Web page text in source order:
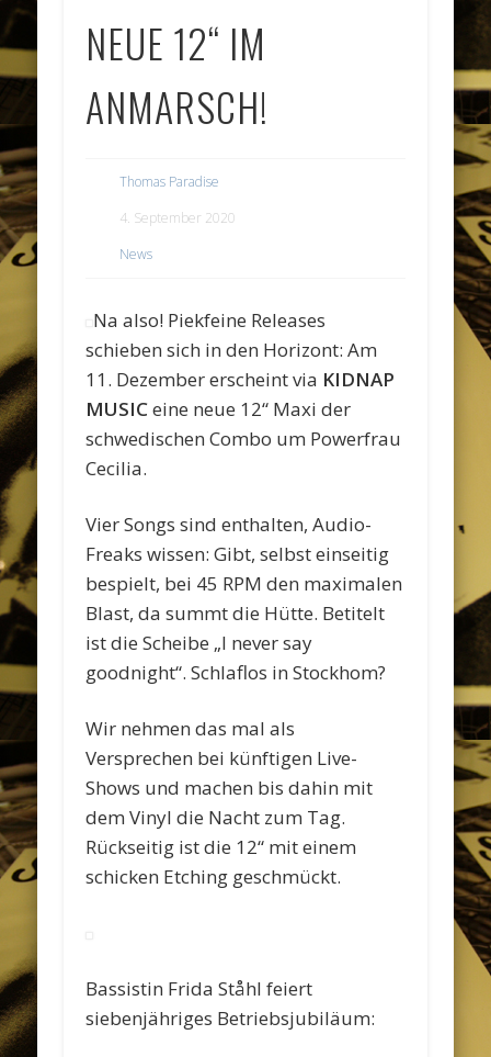
NEUE 12“ IM
ANMARSCH!
Thomas Paradise
4. September 2020
News
Na also! Piekfeine Releases
schieben sich in den Horizont: Am
11. Dezember erscheint via KIDNAP
MUSICeine neue 12“ Maxi der
schwedischen Combo um Powerfrau
Cecilia.
Vier Songs sind enthalten, Audio-
Freaks wissen: Gibt, selbst einseitig
bespielt, bei 45 RPM den maximalen
Blast, da summt die Hütte. Betitelt
ist die Scheibe „I never say
goodnight“. Schlaflos in Stockhom?
Wir nehmen das mal als
Versprechen bei künftigen Live-
Shows und machen bis dahin mit
dem Vinyl die Nacht zum Tag.
Rückseitig ist die 12“ mit einem
schicken Etching geschmückt.
Bassistin Frida Ståhl feiert
siebenjähriges Betriebsjubiläum: